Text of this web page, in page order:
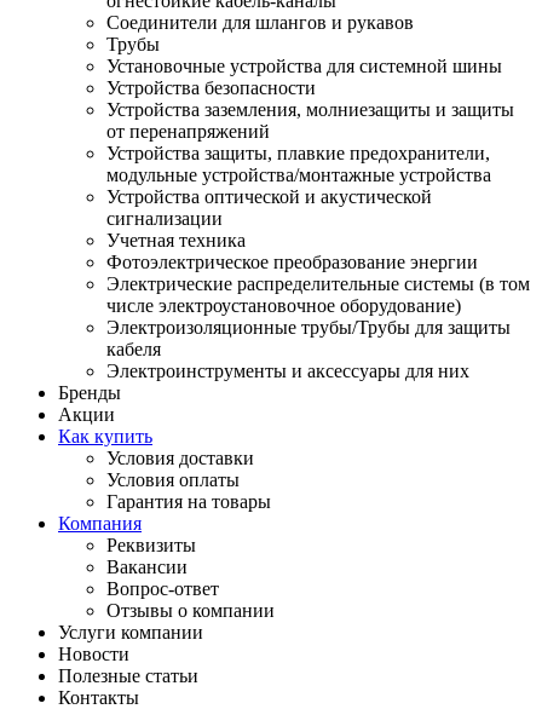
Соединители для шлангов и рукавов
Трубы
Установочные устройства для системной шины
Устройства безопасности
Устройства заземления, молниезащиты и защиты
от перенапряжений
Устройства защиты, плавкие предохранители,
модульные устройства/монтажные устройства
Устройства оптической и акустической
сигнализации
Учетная техника
Фотоэлектрическое преобразование энергии
Электрические распределительные системы (в том
числе электроустановочное оборудование)
Электроизоляционные трубы/Трубы для защиты
кабеля
Электроинструменты и аксессуары для них
Бренды
Акции
Как купить
Условия доставки
Условия оплаты
Гарантия на товары
Компания
Реквизиты
Вакансии
Вопрос-ответ
Отзывы о компании
Услуги компании
Новости
Полезные статьи
Контакты